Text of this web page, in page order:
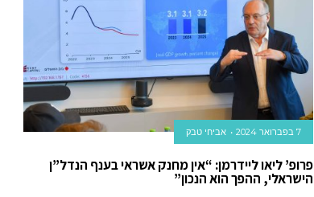
7 בפברואר 2024 אביחי טבק‬‎
פרופ’ ליאו ליידרמן: “אין מחנק אשראי בענף הנדל”ן
הישראלי, ההפך הוא הנכון”